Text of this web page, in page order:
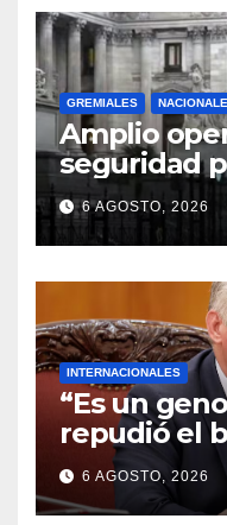
GREMIALES
Amplio
seguridad
Congreso:
cortes y
6 AGOSTO, 2026
INTERNACIONALES
“Es un
repudió el
apuntó a
condenas
6 AGOSTO, 2026